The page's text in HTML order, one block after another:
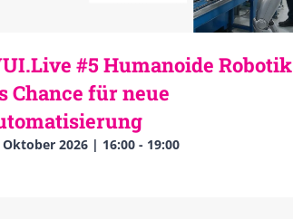
#5 Humanoide Robotik
Chance für neue
Oktober 2026 | 16:00- 19:00